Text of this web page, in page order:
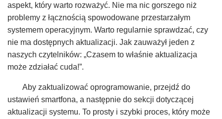
aspekt, który warto rozważyć. Nie ma nic gorszego niż
problemy z łącznością spowodowane przestarzałym
systemem operacyjnym. Warto regularnie sprawdzać, czy
nie ma dostępnych aktualizacji. Jak zauważył jeden z
naszych czytelników: „Czasem to właśnie aktualizacja
może zdziałać cuda!”.
Aby zaktualizować oprogramowanie, przejdź do
ustawień smartfona, a następnie do sekcji dotyczącej
aktualizacji systemu. To prosty i szybki proces, który może